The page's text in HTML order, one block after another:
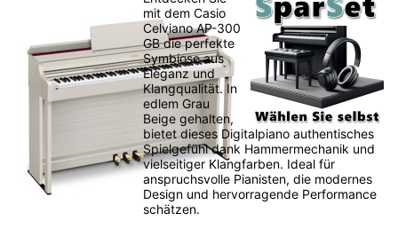
mit dem Casio
Celviano AP-300
GB die perfekte
Symbiose aus
Eleganz und
Klangqualität. In
edlem Grau
Beige gehalten,
bietet dieses Digitalpiano authentisches
Spielgefühl dank Hammermechanik und
vielseitiger Klangfarben. Ideal für
anspruchsvolle Pianisten, die modernes
Design und hervorragende Performance
schätzen.